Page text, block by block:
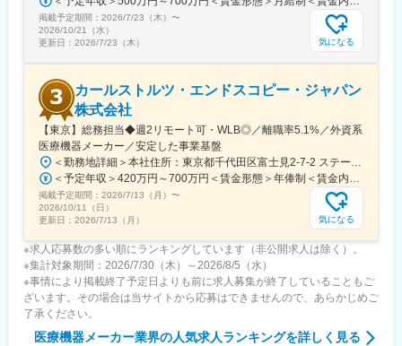
掲載予定期間： 2026/7/23（木） 〜
2026/10/21（水）
更新日： 2026/7/23（木） 気になる
カールストルツ・エンドスコピー・ジャパン
株式会社
【東京】総務担当◆週2リモート可・WLB◎／離職率5.1%／外資系
医療機器メーカー／安定した事業基盤
掲載予定期間： 2026/7/13（月） 〜
2026/10/11（日）
更新日： 2026/7/13（月） 気になる
※求人応募数の多い順にランキングしています（非公開求人は除く）。
※集計対象期間：2026/7/30（木）～2026/8/5（水）
※事情により掲載終了予定日よりも前に求人募集が終了していることもご
ざいます。その場合は当サイトから応募はできませんので、あらかじめご
了承ください。
医療機器メーカー業界の人気求人ランキングを詳しく見る